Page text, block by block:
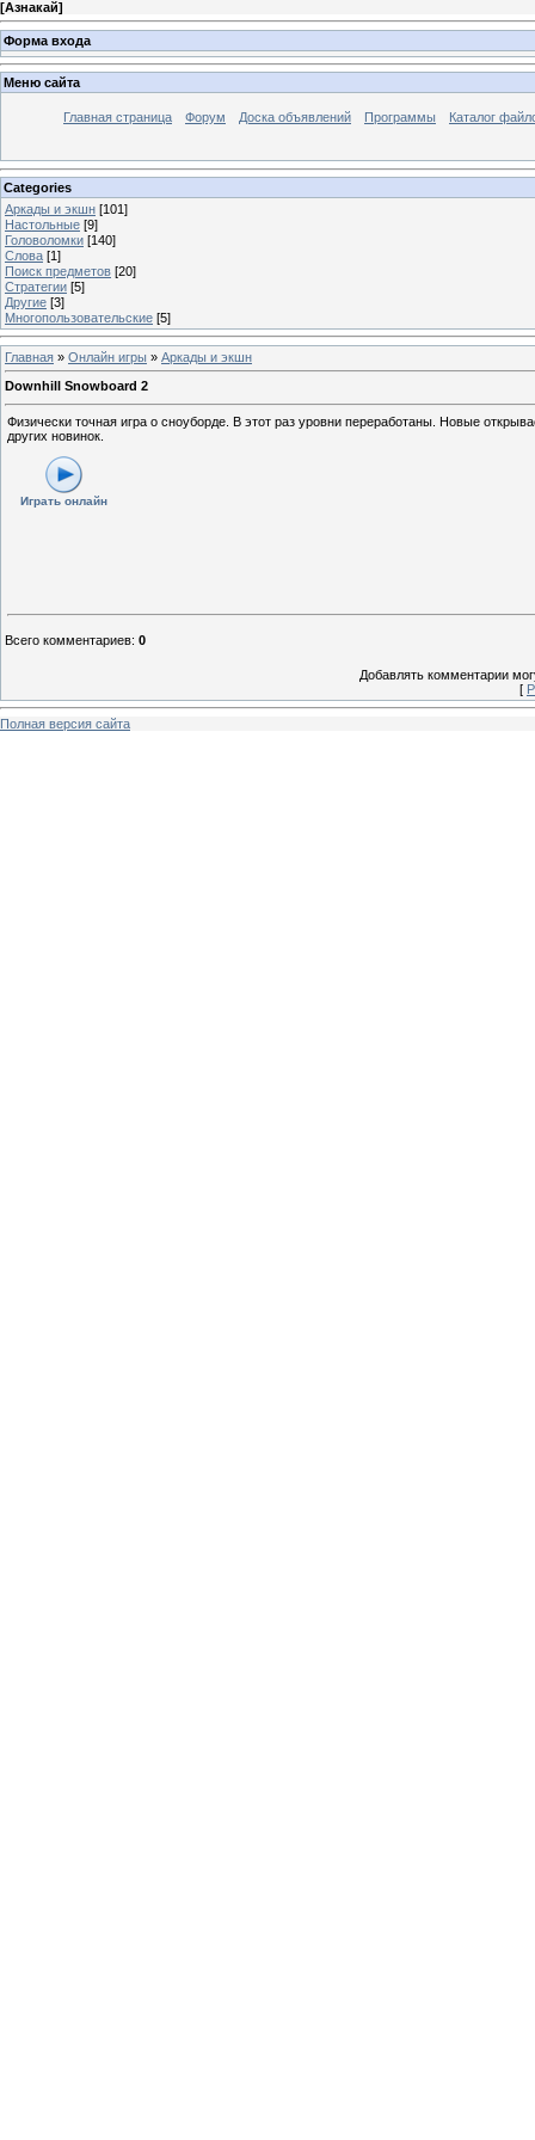
[Азнакай]
Форма входа
Меню сайта
Главная страница Форум Доска объявлений Программы Каталог
Categories
Аркады и экшн [101]
Настольные [9]
Головоломки [140]
Слова [1]
Поиск предметов [20]
Стратегии [5]
Другие [3]
Многопользовательские [5]
Главная » Онлайн игры » Аркады и экшн
Downhill Snowboard 2
Физически точная игра о сноуборде. В этот раз уровни переработаны. Новые
других новинок.
Играть онлайн
Всего комментариев: 0
Добавлять комментарии
[
Полная версия сайта